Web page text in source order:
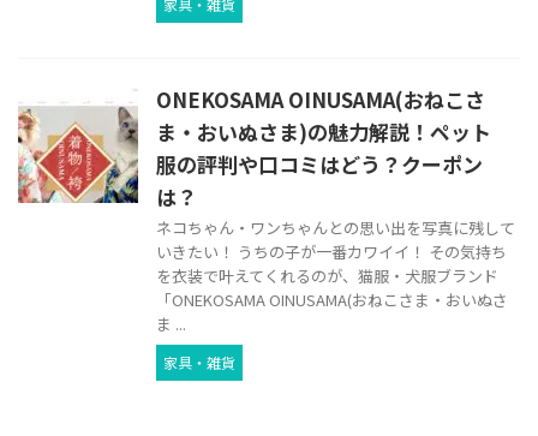
ONEKOSAMA OINUSAMA(おねこさ
ま・おいぬさま)の魅力解説！ペット
服の評判や口コミはどう？クーポン
は？
ネコちゃん・ワンちゃんとの思い出を写真に残して
いきたい！ うちの子が一番カワイイ！ その気持ち
を衣装で叶えてくれるのが、猫服・犬服ブランド
「ONEKOSAMA OINUSAMA(おねこさま・おいぬさ
ま ...
家具・雑貨